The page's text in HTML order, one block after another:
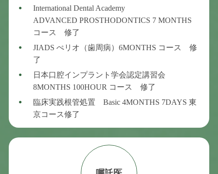
International Dental Academy
ADVANCED PROSTHODONTICS 7 MONTHS
コース 修了
JIADS ぺリオ（歯周病）6MONTHS コース 修
了
日本口腔インプラント学会認定講習会
8MONTHS 100HOUR コース 修了
臨床実践根管処置 Basic 4MONTHS 7DAYS 東
京コース修了